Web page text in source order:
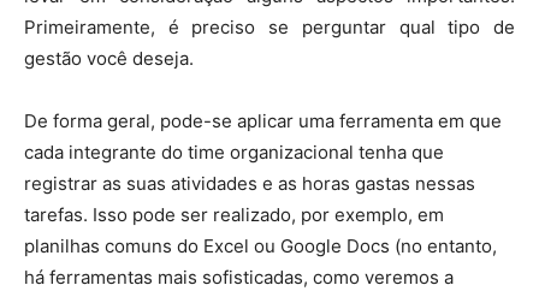
Primeiramente, é preciso se perguntar qual tipo de
gestão você deseja.
De forma geral, pode-se aplicar uma ferramenta em que
cada integrante do time organizacional tenha que
registrar as suas atividades e as horas gastas nessas
tarefas. Isso pode ser realizado, por exemplo, em
planilhas comuns do Excel ou Google Docs (no entanto,
há ferramentas mais sofisticadas, como veremos a